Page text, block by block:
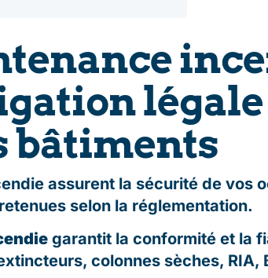
bâtiments
assurent la sécurité de vos
selon la réglementation.
garantit la conformité et la
colonnes sèches, RIA,